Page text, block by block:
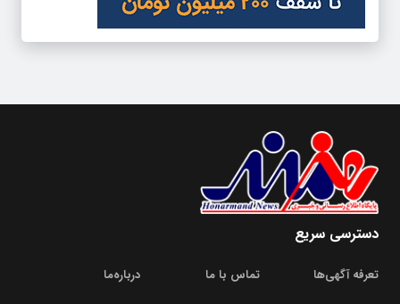
دسترسی سریع
تعرفه آگهی‌ها تماس با ما درباره‌‌ما